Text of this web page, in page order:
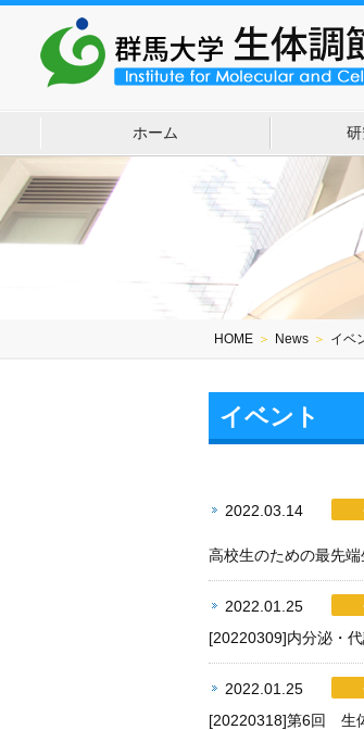
ホーム
HOME ＞ News ＞ イベ
イベント
2022.03.14
高校生のための最先
2022.01.25
[20220309]内分泌・
2022.01.25
[20220318]第6回 生